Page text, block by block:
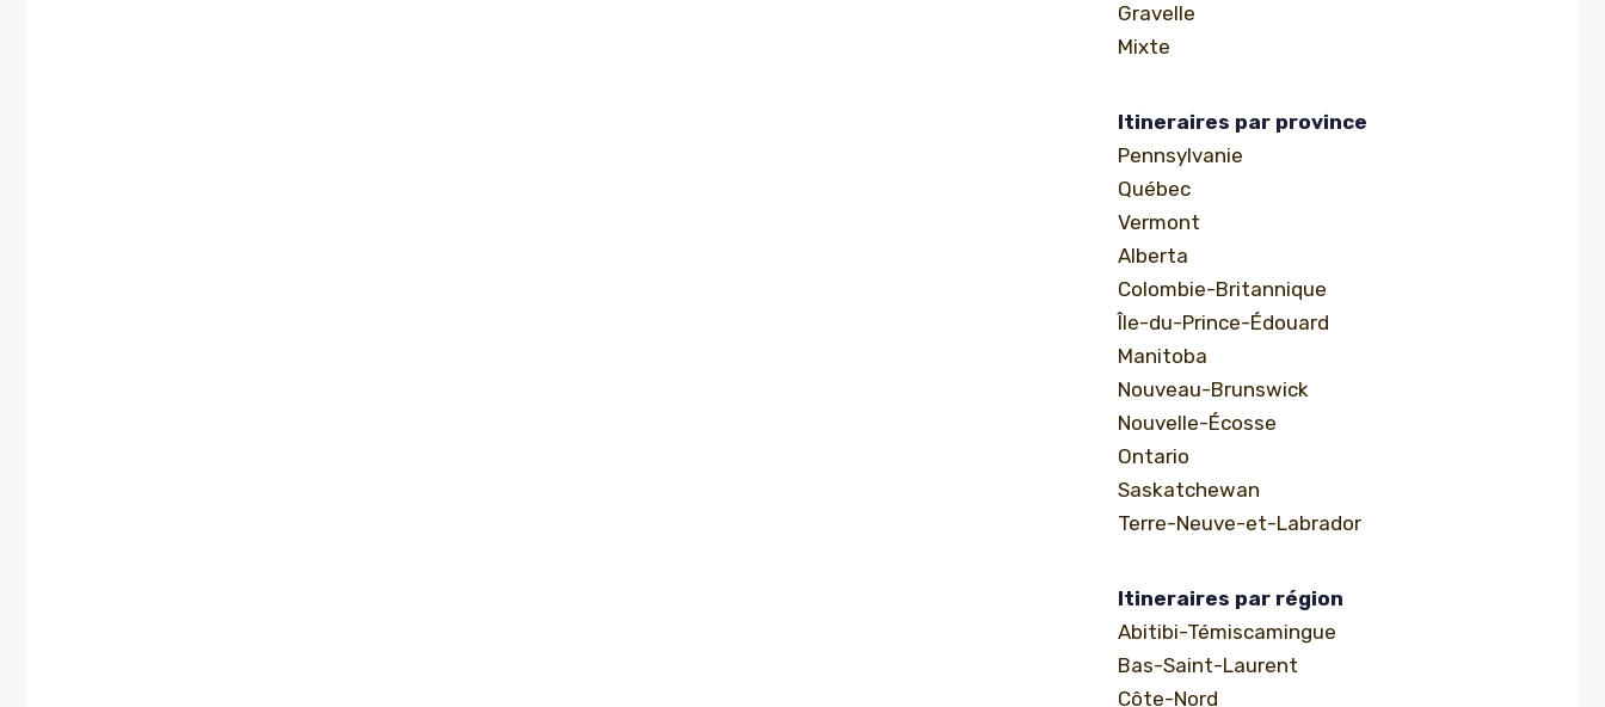
Gravelle
Mixte
Itineraires par province
Pennsylvanie
Québec
Vermont
Alberta
Colombie-Britannique
Île-du-Prince-Édouard
Manitoba
Nouveau-Brunswick
Nouvelle-Écosse
Ontario
Saskatchewan
Terre-Neuve-et-Labrador
Itineraires par région
Abitibi-Témiscamingue
Bas-Saint-Laurent
Côte-Nord